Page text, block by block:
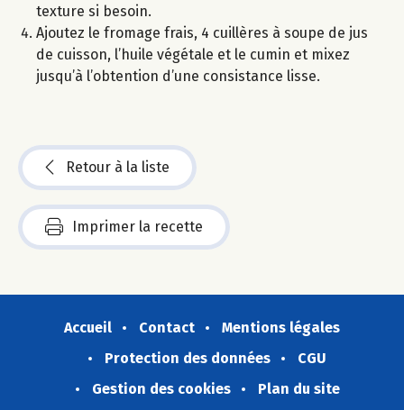
texture si besoin.
Ajoutez le fromage frais, 4 cuillères à soupe de jus
de cuisson, l’huile végétale et le cumin et mixez
jusqu’à l’obtention d’une consistance lisse.
Retour à la liste
Imprimer la recette
Accueil Contact
Mentions légales
Protection des données
CGU
Gestion des cookies
Plan du site